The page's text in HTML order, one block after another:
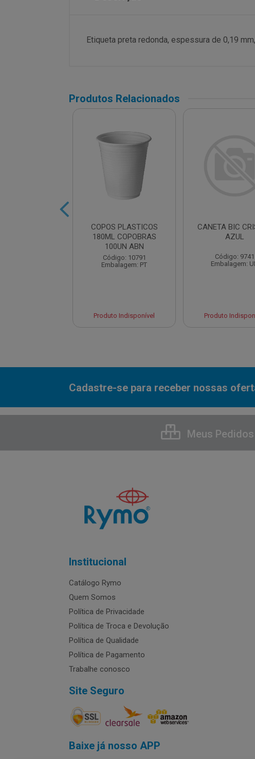
Etiqueta preta redonda, espessura de 0,19
Produtos Relacionados
COPOS PLASTICOS
180ML COPOBRAS
100UN ABN
Código: 10791
Embalagem: PT
Produto Indisponível
CANETA BIC
AZUL
Código: 9741
Embalagem:
Produto
Cadastre-se para receber nossas
Meus Pedidos
Institucional
Catálogo Rymo
Quem Somos
Política de Privacidade
Política de Troca e Devolução
Política de Qualidade
Política de Pagamento
Trabalhe conosco
Site Seguro
Baixe já nosso APP